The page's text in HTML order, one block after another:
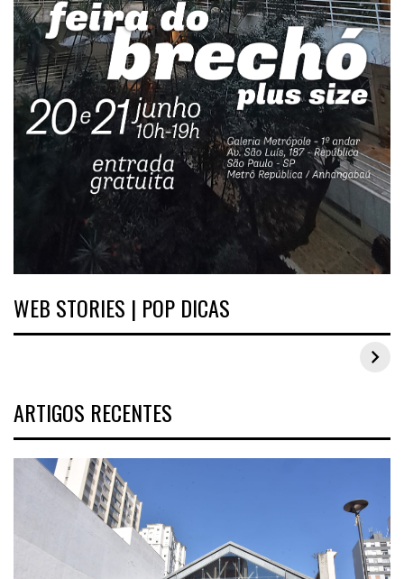
WEB STORIES | POP DICAS
Inspirações de looks plus size para o carnaval
ARTIGOS RECENTES